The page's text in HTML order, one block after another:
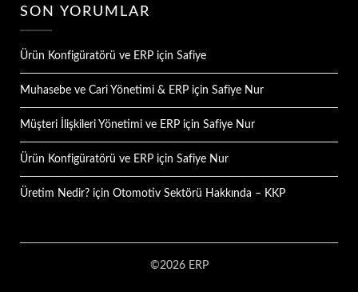
SON YORUMLAR
Ürün Konfigüratörü ve ERP için Safiye
Muhasebe ve Cari Yönetimi & ERP için Safiye Nur
Müşteri İlişkileri Yönetimi ve ERP için Safiye Nur
Ürün Konfigüratörü ve ERP için Safiye Nur
Üretim Nedir? için Otomotiv Sektörü Hakkında – KKP
©2026 ERP